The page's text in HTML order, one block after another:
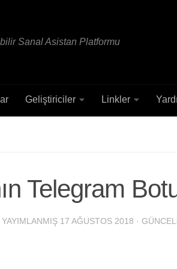
Sanal Asistan Platformu
Geliştiriciler Linkler
Telegram
YAYIMLANMIŞ 17 AĞUSTOS 2018 ·